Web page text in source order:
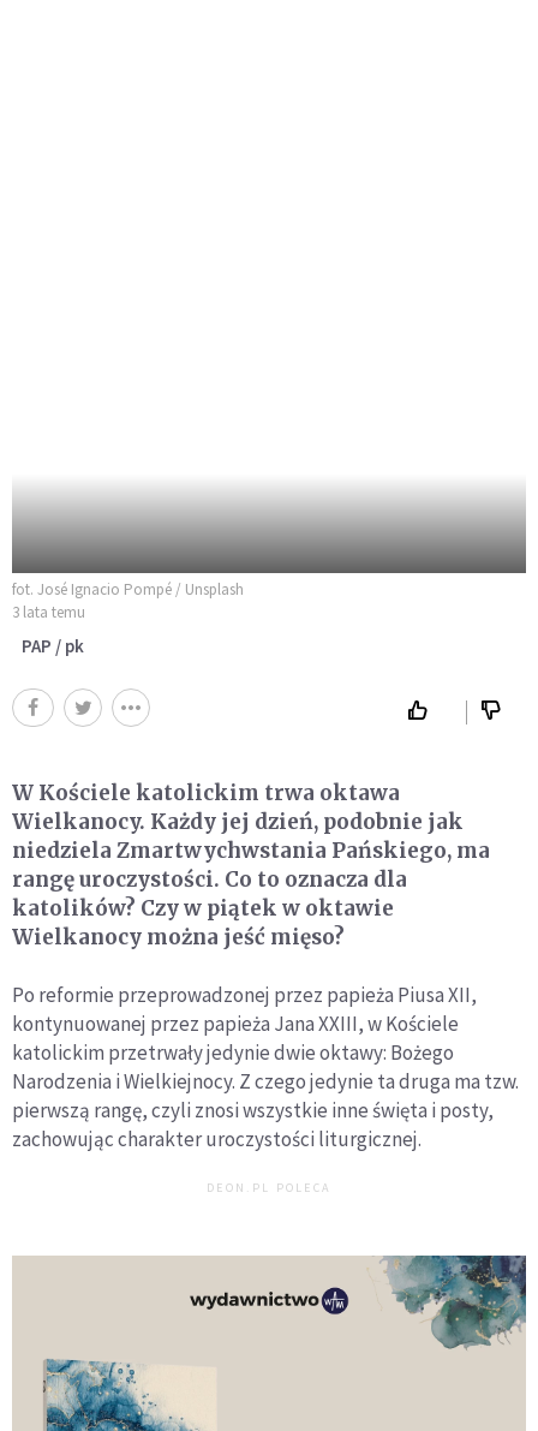
fot. José Ignacio Pompé / Unsplash
3 lata temu
PAP / pk
W Kościele katolickim trwa oktawa
Wielkanocy. Każdy jej dzień, podobnie jak
niedziela Zmartwychwstania Pańskiego, ma
rangę uroczystości. Co to oznacza dla
katolików? Czy w piątek w oktawie
Wielkanocy można jeść mięso?
Po reformie przeprowadzonej przez papieża Piusa XII,
kontynuowanej przez papieża Jana XXIII, w Kościele
katolickim przetrwały jedynie dwie oktawy: Bożego
Narodzenia i Wielkiejnocy. Z czego jedynie ta druga ma tzw.
pierwszą rangę, czyli znosi wszystkie inne święta i posty,
zachowując charakter uroczystości liturgicznej.
DEON.PL POLECA